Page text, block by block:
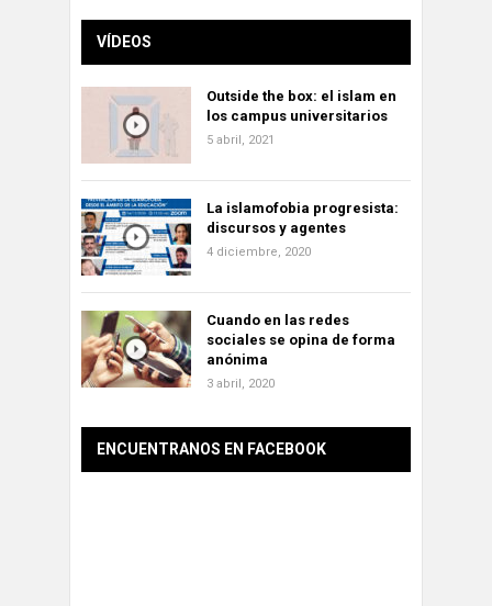
VÍDEOS
Outside the box: el islam en
los campus universitarios
5 abril, 2021
La islamofobia progresista:
discursos y agentes
4 diciembre, 2020
Cuando en las redes
sociales se opina de forma
anónima
3 abril, 2020
ENCUENTRANOS EN FACEBOOK